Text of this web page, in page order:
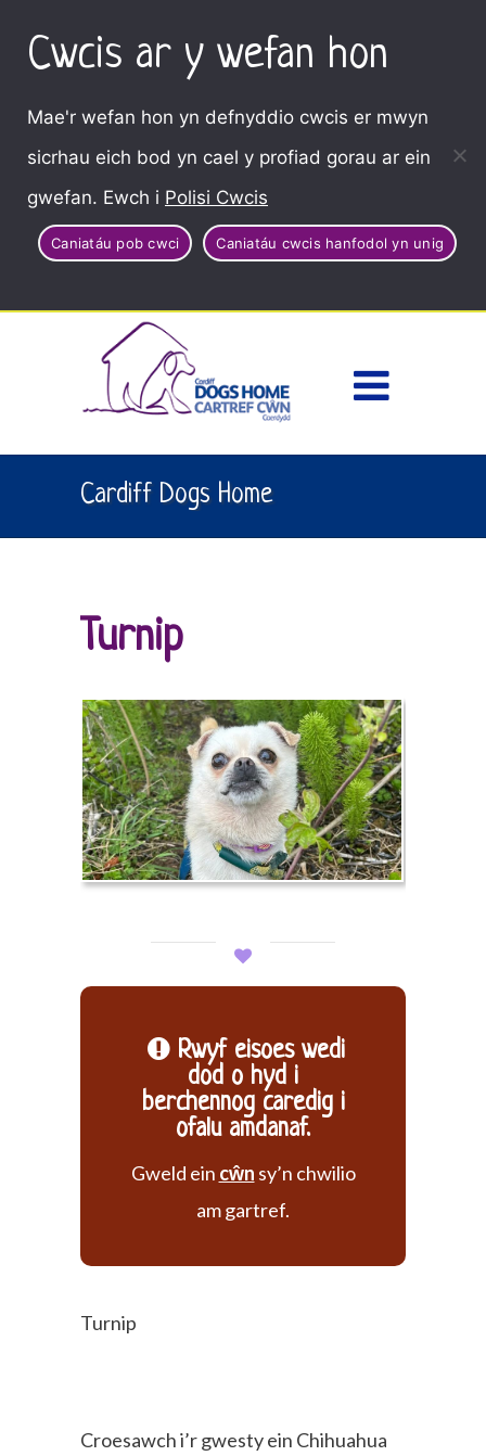
Cwcis ar y wefan hon
Mae'r wefan hon yn defnyddio cwcis er mwyn
sicrhau eich bod yn cael y profiad gorau ar ein
gwefan. Ewch i Polisi Cwcis
Caniatáu pob cwci Caniatáu cwcis hanfodol yn unig
Cardiff Dogs Home
Turnip
Rwyf eisoes wedi
dod o hyd i
berchennog caredig i
ofalu amdanaf.
Gweld ein cŵn sy’n chwilio
am gartref.
Turnip
Croesawch i’r gwesty ein Chihuahua